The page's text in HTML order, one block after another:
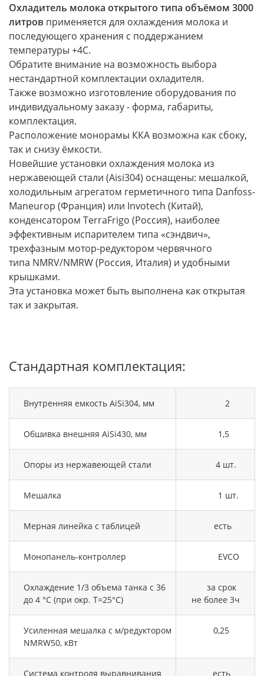
Охладитель молока открытого типа объёмом 3000
литров применяется для охлаждения молока и
последующего хранения с поддержанием
температуры +4C.
Обратите внимание на возможность выбора
нестандартной комплектации охладителя.
Также возможно изготовление оборудования по
индивидуальному заказу - форма, габариты,
комплектация.
Расположение монорамы ККА возможна как сбоку,
так и снизу ёмкости.
Новейшие установки охлаждения молока из
нержавеющей стали (Aisi304) оснащены: мешалкой,
холодильным агрегатом герметичного типа Danfoss-
Maneurop (Франция) или Invotech (Китай),
конденсатором TerraFrigo (Россия), наиболее
эффективным испарителем типа «сэндвич»,
трехфазным мотор-редуктором червячного
типа NMRV/NMRW (Россия, Италия) и удобными
крышками.
Эта установка может быть выполнена как открытая
так и закрытая.
Стандартная комплектация:
Внутренняя емкость AiSi304, мм 2
Обшивка внешняя AiSi430, мм 1,5
Опоры из нержавеющей стали 4 шт.
Мешалка 1 шт.
Мерная линейка с таблицей есть
Монопанель-контроллер EVCO
Охлаждение 1/3 объема танка с 36
до 4 °C (при окр. Т=25°С)
за срок
не более 3ч
Усиленная мешалка с м/редуктором
NMRW50, кВт
0,25
Система контроля выравнивания есть